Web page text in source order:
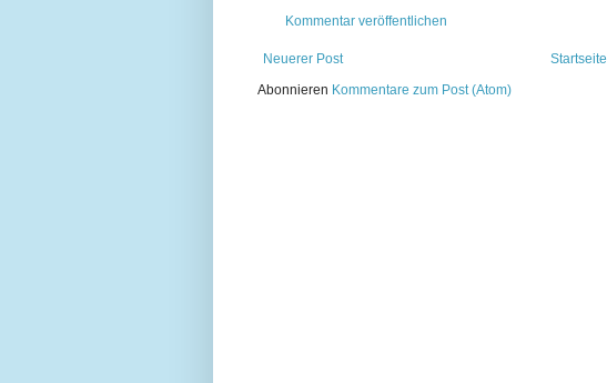
Kommentar veröffentlichen
Neuerer Post
Startseite
Abonnieren Kommentare zum Post (Atom)